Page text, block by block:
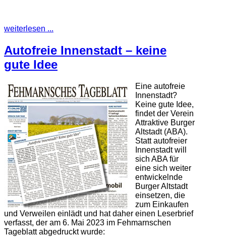
weiterlesen ...
Autofreie Innenstadt – keine
gute Idee
Eine autofreie
Innenstadt?
Keine gute Idee,
findet der Verein
Attraktive Burger
Altstadt (ABA).
Statt autofreier
Innenstadt will
sich ABA für
eine sich weiter
entwickelnde
Burger Altstadt
einsetzen, die
zum Einkaufen
und Verweilen einlädt und hat daher einen Leserbrief
verfasst, der am 6. Mai 2023 im Fehmarnschen
Tageblatt abgedruckt wurde: